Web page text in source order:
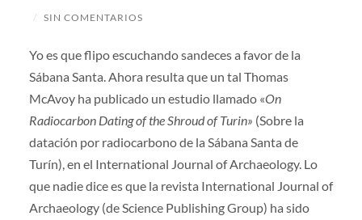
/ SIN COMENTARIOS
Yo es que flipo escuchando sandeces a favor de la
Sábana Santa. Ahora resulta que un tal Thomas
McAvoy ha publicado un estudio llamado «On
Radiocarbon Dating of the Shroud of Turin» (Sobre la
datación por radiocarbono de la Sábana Santa de
Turín), en el International Journal of Archaeology. Lo
que nadie dice es que la revista International Journal of
Archaeology (de Science Publishing Group) ha sido